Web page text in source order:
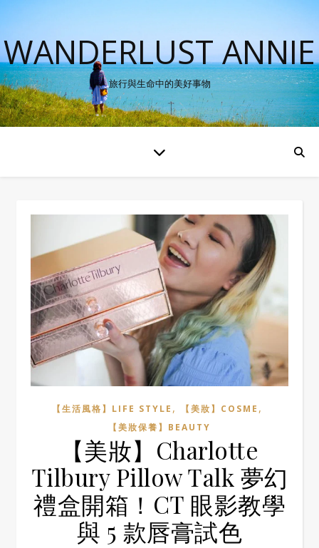
WANDERLUST ANNIE
旅行與生命中的美好事物
【生活風格】LIFE STYLE , 【美妝】COSME ,
【美妝保養】BEAUTY
【美妝】Charlotte
Tilbury Pillow Talk 夢幻
禮盒開箱！CT 眼影教學
與 5 款唇膏試色